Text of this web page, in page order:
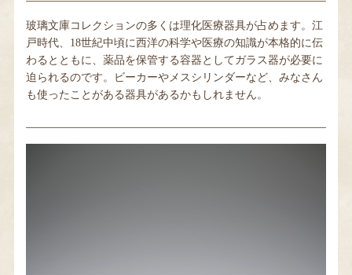
玻璃文庫コレクションの多くは理化医療器具が占めます。江
戸時代、18世紀中頃に西洋の科学や医療の知識が本格的に伝
わるとともに、薬品を保管する容器としてガラス器が必要に
迫られるのです。ビーカーやメスシリンダーなど、みなさん
も使ったことがある器具があるかもしれません。